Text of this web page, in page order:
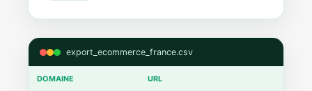
export_ecommerce_france.csv
DOMAINE URL